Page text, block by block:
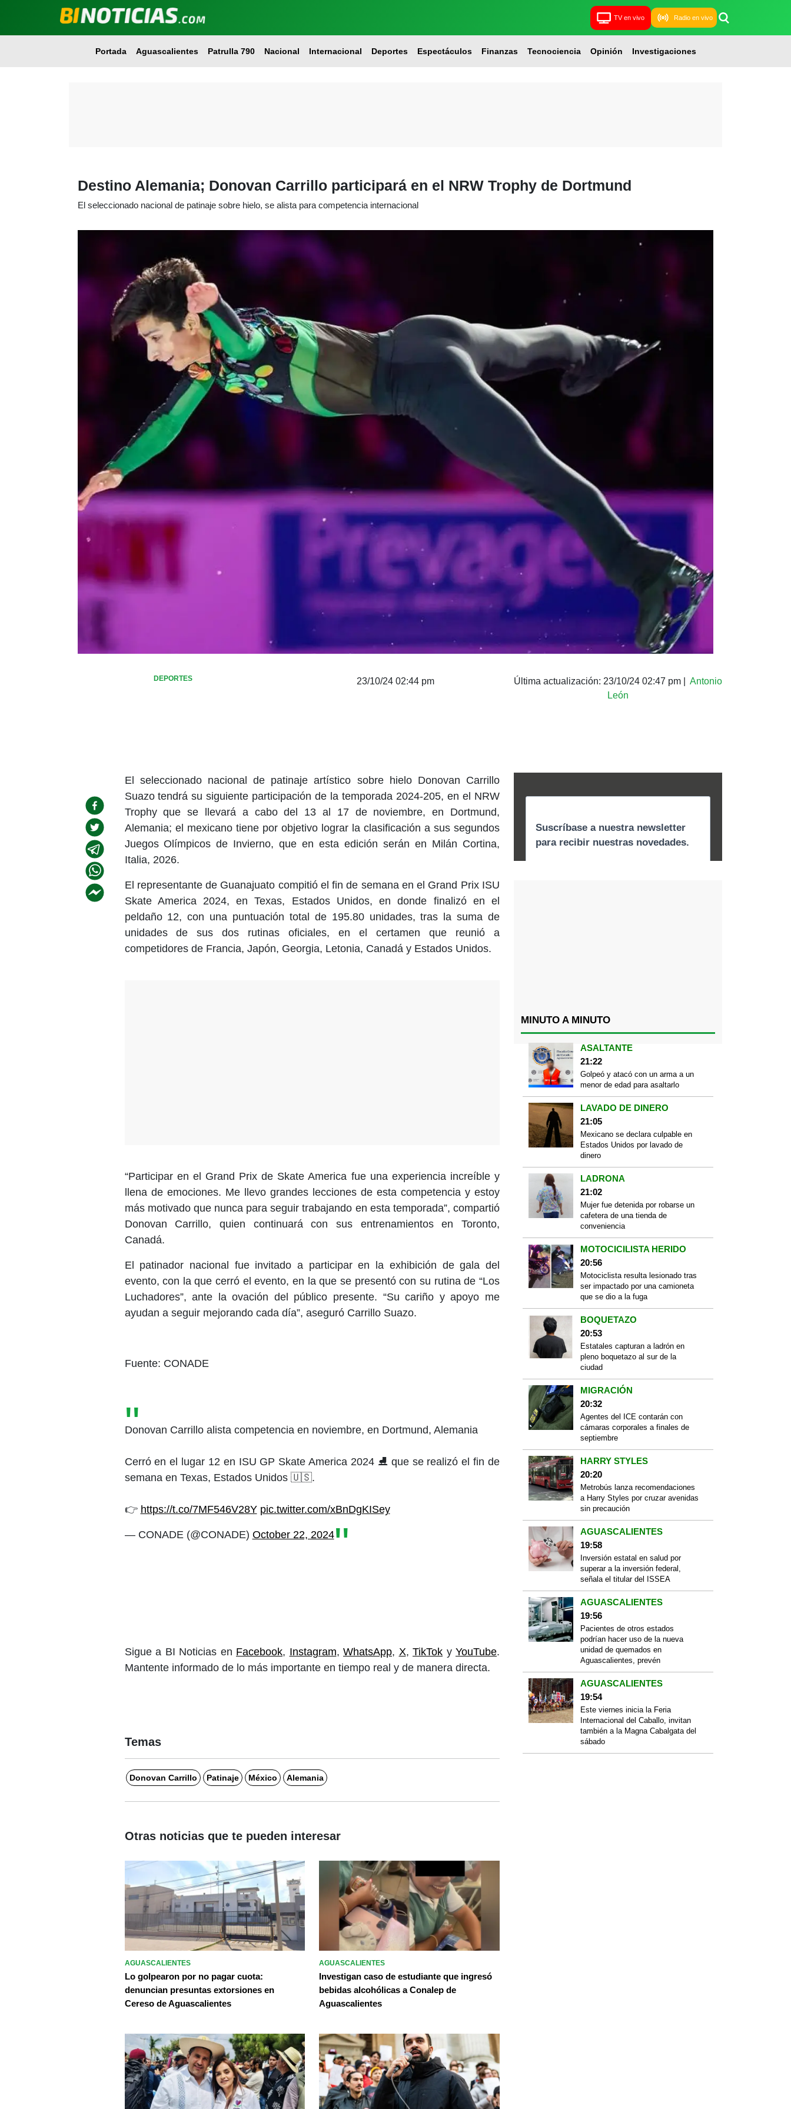
TV en vivo Radio en vivo
Portada Aguascalientes Patrulla 790 Nacional Internacional Deportes Espectáculos Finanzas Tecnociencia Opinión Investigaciones
Destino Alemania; Donovan Carrillo participará en el NRW Trophy de Dortmund
El seleccionado nacional de patinaje sobre hielo, se alista para competencia internacional
DEPORTES 23/10/24 02:44 pm Última actualización: 23/10/24 02:47 pm
Antonio
León
El seleccionado nacional de patinaje artístico sobre hielo Donovan Carrillo
Suazo tendrá su siguiente participación de la temporada 2024-205, en el NRW
Trophy que se llevará a cabo del 13 al 17 de noviembre, en Dortmund,
Alemania; el mexicano tiene por objetivo lograr la clasificación a sus segundos
Juegos Olímpicos de Invierno, que en esta edición serán en Milán Cortina,
Italia, 2026.
El representante de Guanajuato compitió el fin de semana en el Grand Prix ISU
Skate America 2024, en Texas, Estados Unidos, en donde finalizó en el
peldaño 12, con una puntuación total de 195.80 unidades, tras la suma de
unidades de sus dos rutinas oficiales, en el certamen que reunió a
competidores de Francia, Japón, Georgia, Letonia, Canadá y Estados Unidos.
“Participar en el Grand Prix de Skate America fue una experiencia increíble y
llena de emociones. Me llevo grandes lecciones de esta competencia y estoy
más motivado que nunca para seguir trabajando en esta temporada”, compartió
Donovan Carrillo, quien continuará con sus entrenamientos en Toronto,
Canadá.
El patinador nacional fue invitado a participar en la exhibición de gala del
evento, con la que cerró el evento, en la que se presentó con su rutina de “Los
Luchadores”, ante la ovación del público presente. “Su cariño y apoyo me
ayudan a seguir mejorando cada día”, aseguró Carrillo Suazo.
Fuente: CONADE
Donovan Carrillo alista competencia en noviembre, en Dortmund, Alemania
Cerró en el lugar 12 en ISU GP Skate America 2024 ⛸️ que se realizó el fin de
semana en Texas, Estados Unidos 🇺🇸.
👉 https://t.co/7MF546V28Y pic.twitter.com/xBnDgKISey
— CONADE (@CONADE) October 22, 2024
Sigue a BI Noticias en Facebook, Instagram, WhatsApp, X, TikTok y YouTube.
Mantente informado de lo más importante en tiempo real y de manera directa.
Temas
Donovan Carrillo Patinaje México Alemania
MINUTO A MINUTO
ASALTANTE
21:22
Golpeó y atacó con un arma a un
menor de edad para asaltarlo
LAVADO DE DINERO
21:05
Mexicano se declara culpable en
Estados Unidos por lavado de
dinero
LADRONA
21:02
Mujer fue detenida por robarse un
cafetera de una tienda de
conveniencia
MOTOCICILISTA HERIDO
20:56
Motociclista resulta lesionado tras
ser impactado por una camioneta
que se dio a la fuga
BOQUETAZO
20:53
Estatales capturan a ladrón en
pleno boquetazo al sur de la
ciudad
MIGRACIÓN
20:32
Agentes del ICE contarán con
cámaras corporales a finales de
septiembre
HARRY STYLES
20:20
Metrobús lanza recomendaciones
a Harry Styles por cruzar avenidas
sin precaución
AGUASCALIENTES
19:58
Inversión estatal en salud por
superar a la inversión federal,
señala el titular del ISSEA
AGUASCALIENTES
19:56
Pacientes de otros estados
podrían hacer uso de la nueva
unidad de quemados en
Aguascalientes, prevén
AGUASCALIENTES
19:54
Este viernes inicia la Feria
Internacional del Caballo, invitan
también a la Magna Cabalgata del
sábado
Otras noticias que te pueden interesar
AGUASCALIENTES
Lo golpearon por no pagar cuota:
denuncian presuntas extorsiones en
Cereso de Aguascalientes
AGUASCALIENTES
Investigan caso de estudiante que ingresó
bebidas alcohólicas a Conalep de
Aguascalientes